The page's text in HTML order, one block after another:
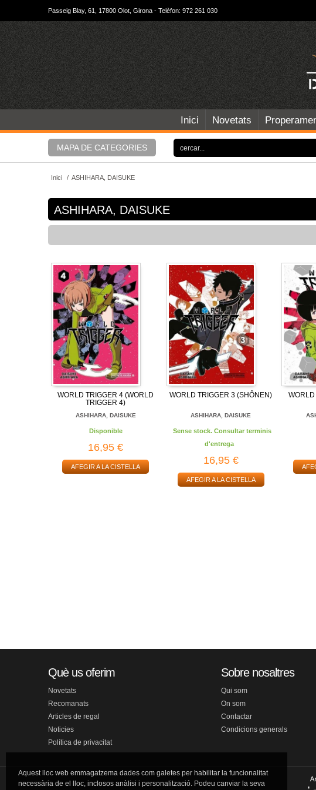
Passeig Blay, 61, 17800 Olot, Girona - Telèfon: 972 261 030
Inici Novetats
MAPA DE CATEGORIES
Inici / ASHIHARA, DAISUKE
ASHIHARA, DAISUKE
WORLD TRIGGER 4 (WORLD
TRIGGER 4)
ASHIHARA, DAISUKE
Disponible
16,95 €
AFEGIR A LA CISTELLA
WORLD TRIGGER 3 (SHÔNEN)
ASHIHARA, DAISUKE
Sense stock. Consultar terminis
d'entrega
16,95 €
AFEGIR A LA CISTELLA
Què us oferim
Novetats
Recomanats
Articles de regal
Noticies
Política de privacitat
Sobre nosaltres
Qui som
On som
Contactar
Condicions generals
Aquest lloc web emmagatzema dades com galetes per habilitar la funcionalitat
necessària de el lloc, inclosos anàlisi i personalització. Podeu canviar la seva